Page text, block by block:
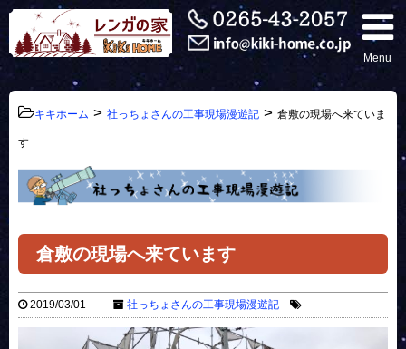
Menu
キキホーム > 社っちょさんの工事現場漫遊記 > 倉敷の現場へ来ていま
す
倉敷の現場へ来ています
2019/03/01 社っちょさんの工事現場漫遊記